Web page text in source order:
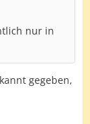
nur in
gegeben,